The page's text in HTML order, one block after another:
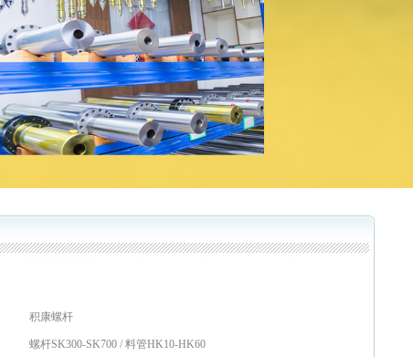
积康螺杆
螺杆SK300-SK700 / 料管HK10-HK60